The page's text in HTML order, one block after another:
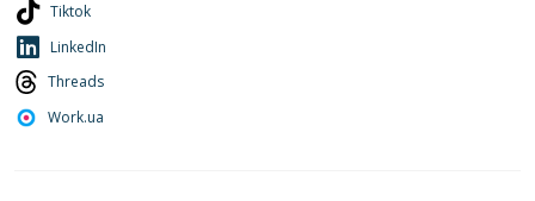
Tiktok
LinkedIn
Threads
Work.ua